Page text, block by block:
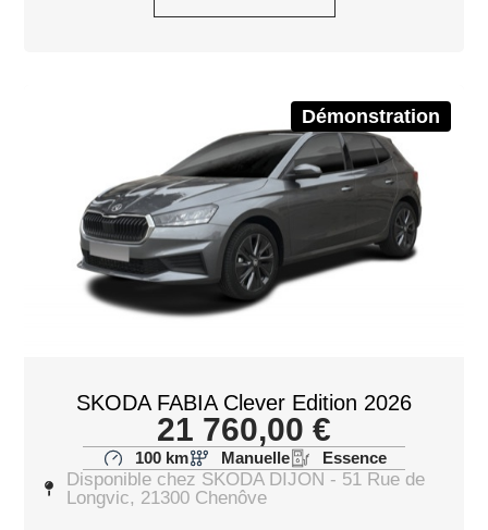
Démonstration
SKODA FABIA Clever Edition 2026
21 760,00 €
100 km Manuelle Essence
Disponible chez SKODA DIJON - 51 Rue de
Longvic, 21300 Chenôve